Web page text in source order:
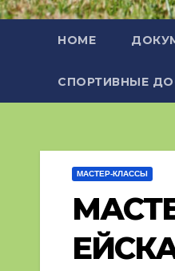
HOME
СПОРТИВНЫЕ
МАСТЕР-КЛАССЫ